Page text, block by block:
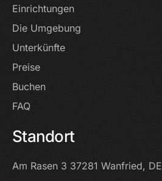
Einrichtungen
Die Umgebung
Unterkünfte
Preise
Buchen
FAQ
Standort
Am Rasen 3 37281 Wanfried, DE